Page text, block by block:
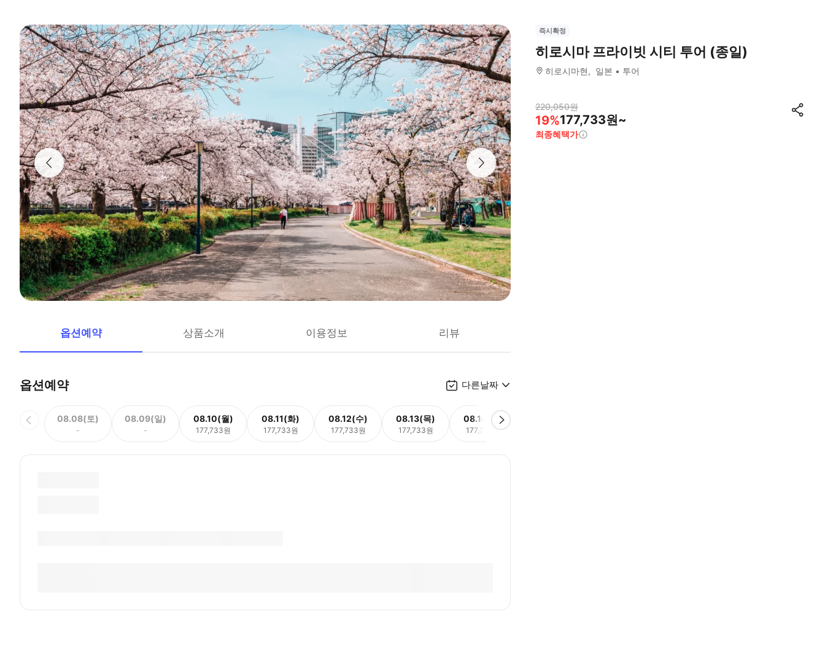
옵션예약 상품소개 이용정보 리뷰
옵션예약 다른날짜
08.08(토)
-
08.09(일)
-
08.10(월)
177,733원
08.11(화)
177,733원
08.12(수)
177,733원
08.13(목)
177,733원
08.14(금)
177,733원
즉시확정
히로시마 프라이빗 시티 투어 (종일)
히로시마현 일본 투어
220,050원
19%177,733원~
최종혜택가